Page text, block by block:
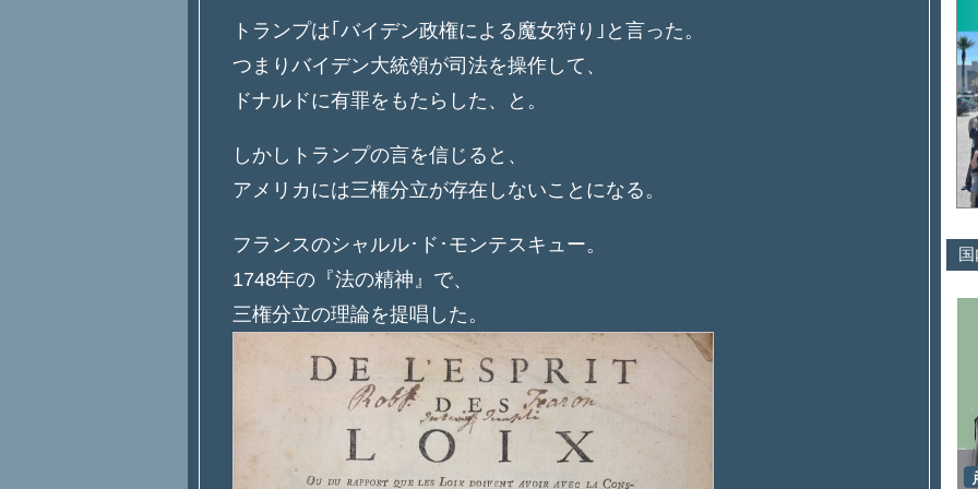
トランプは｢バイデン政権による魔女狩り｣と言った。
つまりバイデン大統領が司法を操作して、
ドナルドに有罪をもたらした、と。
しかしトランプの言を信じると、
アメリカには三権分立が存在しないことになる。
フランスのシャルル･ド･モンテスキュー。
1748年の『法の精神』で、
三権分立の理論を提唱した。